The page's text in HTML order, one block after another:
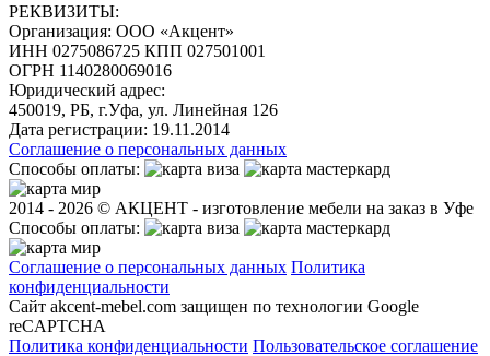
РЕКВИЗИТЫ:
Организация: ООО «Акцент»
ИНН 0275086725 КПП 027501001
ОГРН 1140280069016
Юридический адрес:
450019, РБ, г.Уфа, ул. Линейная 126
Дата регистрации: 19.11.2014
Соглашение о персональных данных
Способы оплаты:
2014 - 2026 © АКЦЕНТ - изготовление мебели на заказ в Уфе
Способы оплаты:
Соглашение о персональных данных Политика
конфиденциальности
Сайт akcent-mebel.com защищен по технологии Google
reCAPTCHA
Политика конфиденциальности Пользовательское соглашение